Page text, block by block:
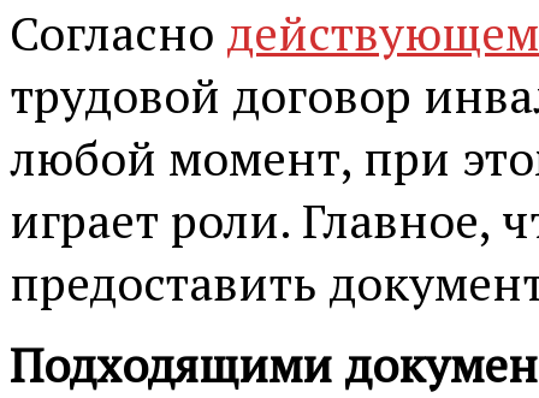
Согласно
трудовой договор
любой момент, при
играет роли. Главное,
предоставить
Подходящими